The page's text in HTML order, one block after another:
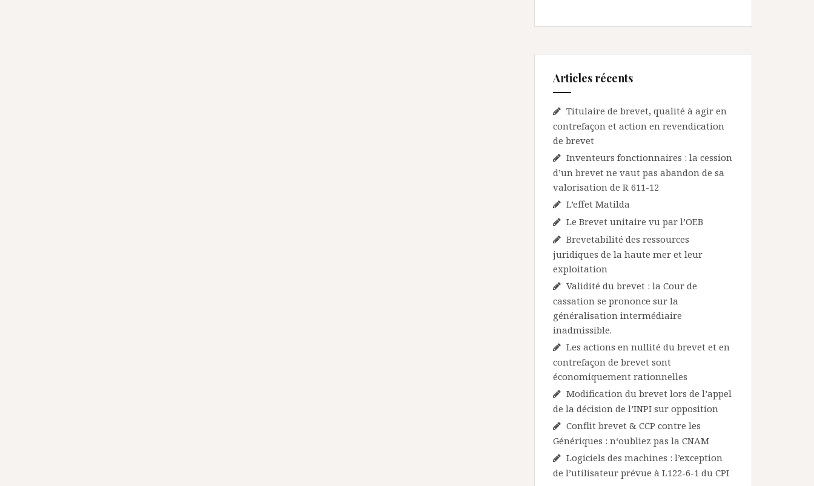
Articles récents
Titulaire de brevet, qualité à agir en
contrefaçon et action en revendication
de brevet
Inventeurs fonctionnaires : la cession
d’un brevet ne vaut pas abandon de sa
valorisation de R 611-12
L’effet Matilda
Le Brevet unitaire vu par l’OEB
Brevetabilité des ressources
juridiques de la haute mer et leur
exploitation
Validité du brevet : la Cour de
cassation se prononce sur la
généralisation intermédiaire
inadmissible.
Les actions en nullité du brevet et en
contrefaçon de brevet sont
économiquement rationnelles
Modification du brevet lors de l’appel
de la décision de l’INPI sur opposition
Conflit brevet & CCP contre les
Génériques : n‘oubliez pas la CNAM
Logiciels des machines : l’exception
de l’utilisateur prévue à L122-6-1 du CPI